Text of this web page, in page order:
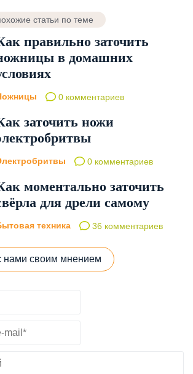
статьи по теме
правильно заточить
в домашних
0 комментариев
заточить ножи
0 комментариев
моментально заточить
для дрели самому
техника 36 комментариев
нами своим мнением